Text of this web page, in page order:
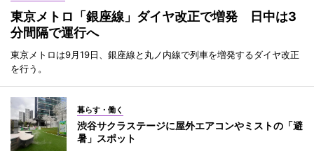
東京メトロ「銀座線」ダイヤ改正で増発 日中は3
分間隔で運行へ
東京メトロは9月19日、銀座線と丸ノ内線で列車を増発するダイヤ改正
を行う。
暮らす・働く
渋谷サクラステージに屋外エアコンやミストの「避
暑」スポット